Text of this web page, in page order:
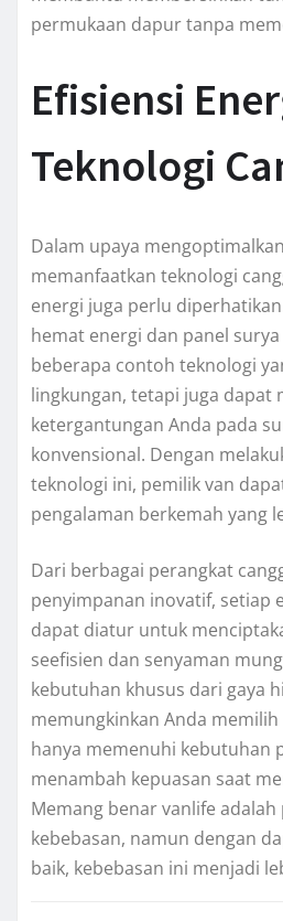
permukaan dapur tanpa
Efisiensi
Teknologi
Dalam upaya
memanfaatkan teknologi
energi juga perlu
hemat energi dan panel
beberapa contoh teknologi
lingkungan, tetapi juga dapat
ketergantungan Anda pada
konvensional. Dengan
teknologi ini, pemilik van
pengalaman berkemah yang
Dari berbagai perangkat
penyimpanan inovatif, setiap
dapat diatur untuk
seefisien dan senyaman
kebutuhan khusus dari gaya
memungkinkan Anda
hanya memenuhi kebutuhan
menambah kepuasan saat
Memang benar vanlife
kebebasan, namun dengan
baik, kebebasan ini menjadi